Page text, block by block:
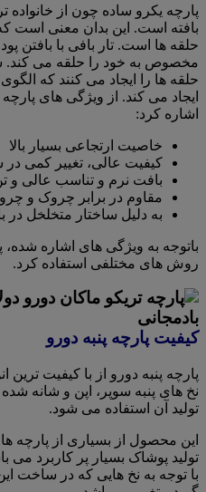
پارچه یکرو ساده چون از خانواده
بافته است. این بدان معنی است
حلقه ها است. تار بافی با بافتن
مخصوص به خود را حلقه می کند.
حلقه ها را ایجاد می کنند که
ایجاد می کند. از ویژگی های پارچه
اشاره کرد:
خاصیت ارتجاعی بسیار بالا
کیفیت عالی، تغییر کمی
بافت نرم و تناسب عالی و
مقاوم در برابر چروک و
به دلیل ساختار متخلخل
باتوجه به ویژگی های اشاره شده،
روش های مختلفی استفاده کرد.
کیفیت پارچه پنبه دورو
پارچه پنبه دورو از با کیفیت ترین
نخ های پنبه سوپر، اپن و شانه
تولید آن استفاده می شود.
این محصول از بسیاری از پارچه
تولید پوشاک بسیار پر کاربرد می
با توجه به نخ هایی که در ساخت